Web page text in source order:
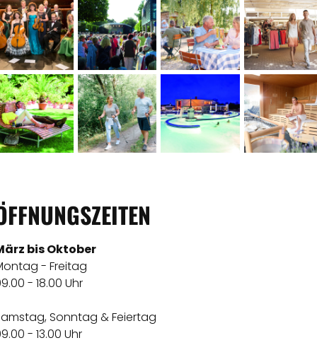
bis Oktober
- Freitag
- 18.00 Uhr
Sonntag & Feiertag
- 13.00 Uhr